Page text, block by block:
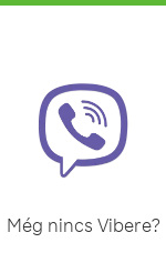
Még nincs Vibere?